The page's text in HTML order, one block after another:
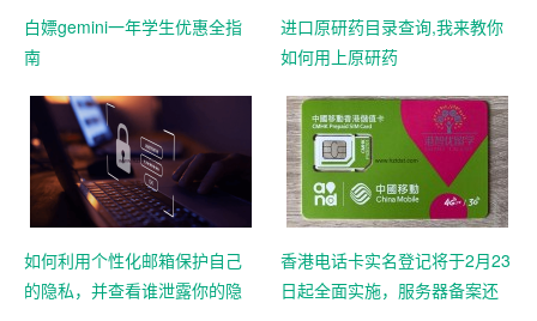
白嫖gemini一年学生优惠全指
南
进口原研药目录查询,我来教你
如何用上原研药
如何利用个性化邮箱保护自己
的隐私，并查看谁泄露你的隐
香港电话卡实名登记将于2月23
日起全面实施，服务器备案还